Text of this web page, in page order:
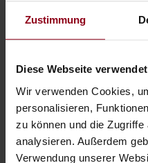
Zustimmung
Diese Webseite
Wir verwenden Cookies,
personalisieren,
zu können und die
analysieren. Außerdem
Verwendung unserer
Wie wär’s mit einem
tatsächlich eine
Geschichte. Modern,
auch für Erwachsene ein